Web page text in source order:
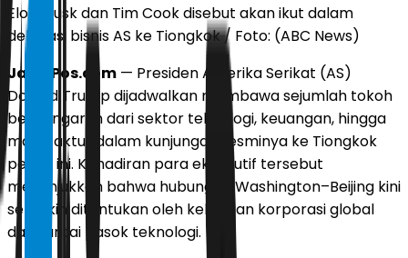
Elon Musk dan Tim Cook disebut akan ikut dalam
delegasi bisnis AS ke Tiongkok / Foto: (ABC News)
JawaPos.com — Presiden Amerika Serikat (AS)
Donald Trump dijadwalkan membawa sejumlah tokoh
berpengaruh dari sektor teknologi, keuangan, hingga
manufaktur dalam kunjungan resminya ke Tiongkok
pekan ini. Kehadiran para eksekutif tersebut
menunjukkan bahwa hubungan Washington–Beijing kini
semakin ditentukan oleh kekuatan korporasi global
dan rantai pasok teknologi.